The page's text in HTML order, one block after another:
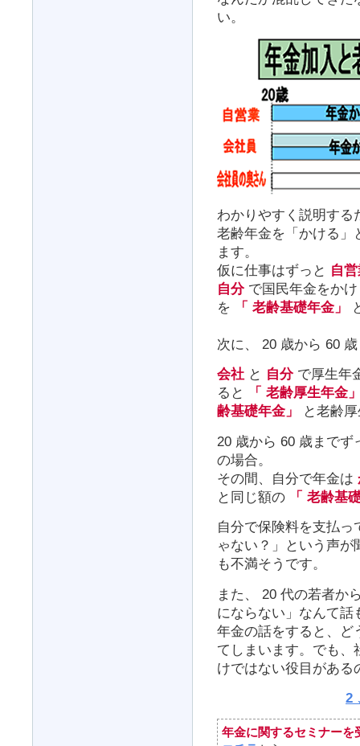
い。
わかりやすく説明する
老齢年金を「かける」
ます。
仮に仕事はずっと 自
自分 で国民年金をか
を
「 老齢基礎年金」
次に、 20 歳から 60
会社 と 自分 で厚生年
ると
「 老齢厚生年金
齢基礎年金」
と老齢
20 歳から 60 歳まで
の場合。
その間、自分で年金は
と同じ額の
「 老齢基
自分で保険料を支払
ゃない？」という声
も不満そうです。
また、 20 代の若者か
にならない」なんて話
年金の話をすると、ど
てしまいます。でも、
けではない役目がある
2
年金に関するセミナ